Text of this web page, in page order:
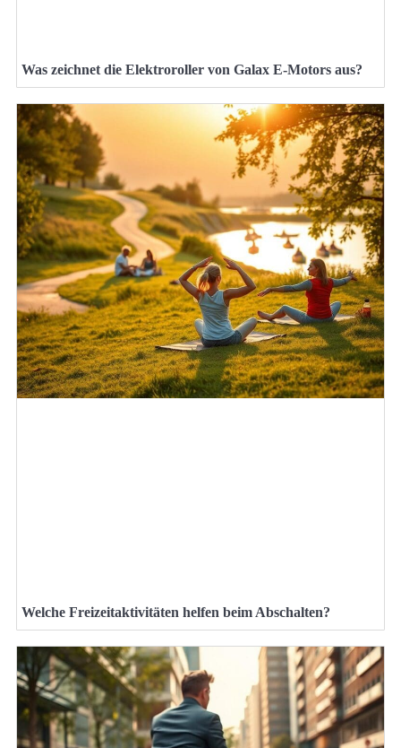
Was zeichnet die Elektroroller von Galax E-Motors aus?
Welche Freizeitaktivitäten helfen beim Abschalten?